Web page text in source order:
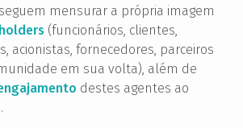
mensurar a própria imagem
(funcionários, clientes,
acionistas, fornecedores, parceiros
em sua volta), além de
destes agentes ao